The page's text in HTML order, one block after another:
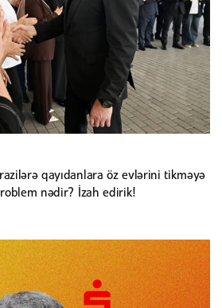
qayıdanlara öz evlərini tikməyə
nədir? İzah edirik!